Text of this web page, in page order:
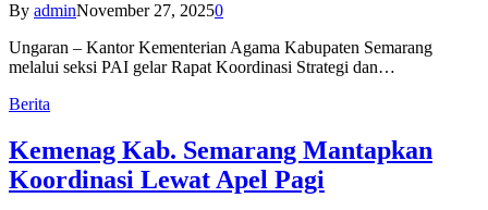
By adminNovember 27, 20250
Ungaran – Kantor Kementerian Agama Kabupaten Semarang
melalui seksi PAI gelar Rapat Koordinasi Strategi dan…
Berita
Kemenag Kab. Semarang Mantapkan
Koordinasi Lewat Apel Pagi